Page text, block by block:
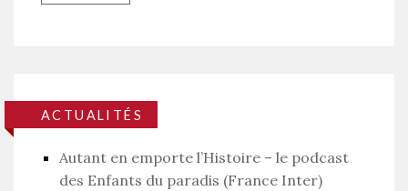
ACTUALITÉS
Autant en emporte l’Histoire – le podcast
des Enfants du paradis (France Inter)